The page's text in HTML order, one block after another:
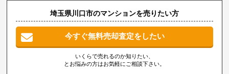
埼玉県川口市のマンションを売りたい方
今すぐ無料売却査定をしたい
いくらで売れるのか知りたい、
とお悩みの方はお気軽にご相談下さい。